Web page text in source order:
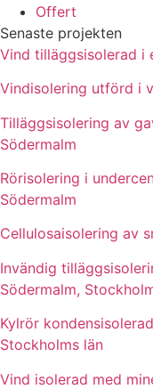
Offert
Senaste projekten
Vind tilläggsisolerad i
Vindisolering utförd i
Tilläggsisolering av
Södermalm
Rörisolering i
Södermalm
Cellulosaisolering av
Invändig
Södermalm,
Kylrör
Stockholms län
Vind isolerad med